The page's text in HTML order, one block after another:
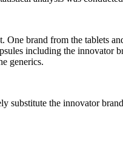
brand from the tablets
including the innovator
generics.
substitute the innovator